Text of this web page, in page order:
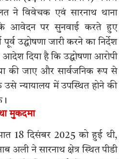
ने विवेचक एवं सारनाथ थाना
के आवेदन पर सुनवाई करते हुए
उद्घोषणा जारी करने का निर्देश
दिया है कि उद्घोषणा आरोपी
की जाए और सार्वजनिक रूप से
न्यायालय में उपस्थित होने की
मुकदमा
18 दिसंबर 2025 को हुई थी,
अली ने सारनाथ क्षेत्र स्थित पीडी